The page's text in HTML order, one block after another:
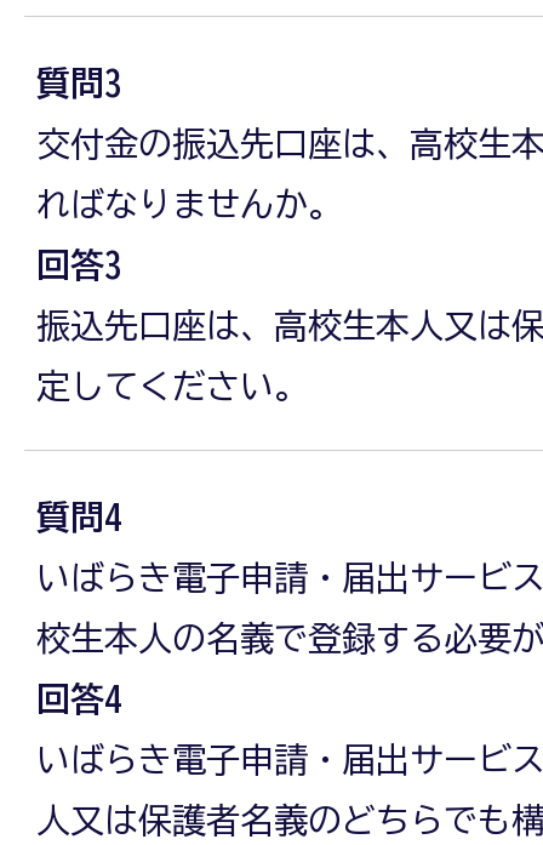
質問3
交付金の振込先口座は、高校生
ればなりませんか。
回答3
振込先口座は、高校生本人又は
定してください。
質問4
いばらき電子申請・届出サービ
校生本人の名義で登録する必要
回答4
いばらき電子申請・届出サービ
人又は保護者名義のどちらでも